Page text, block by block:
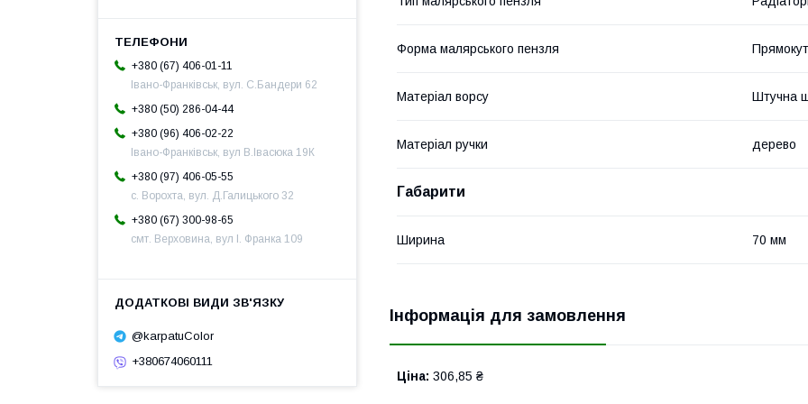
Форма малярського пензля
Матеріал ворсу Штучна
Матеріал ручки дерево
Габарити
Ширина 70 мм
Інформація для замовлення
Ціна: 306,85 ₴
+380 (67) 406-01-11
Івано-Франківськ, вул. С.Бандери 62
+380 (50) 286-04-44
+380 (96) 406-02-22
Івано-Франківськ, вул В.Івасюка 19К
+380 (97) 406-05-55
с. Ворохта, вул. Д.Галицького 32
+380 (67) 300-98-65
смт. Верховина, вул І. Франка 109
@karpatuColor
+380674060111